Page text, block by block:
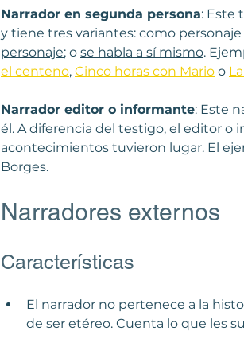
Narrador en segunda persona: Este
y tiene tres variantes: como personaje
personaje; o se habla a sí mismo.
el centeno, Cinco horas con Mario o
Narrador editor o informante: Este
él. A diferencia del testigo, el editor o
acontecimientos tuvieron lugar. El
Borges.
Narradores externos
Características
El narrador no pertenece a la
de ser etéreo. Cuenta lo que les